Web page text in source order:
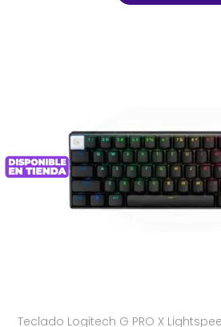
Teclado Logitech G PRO X